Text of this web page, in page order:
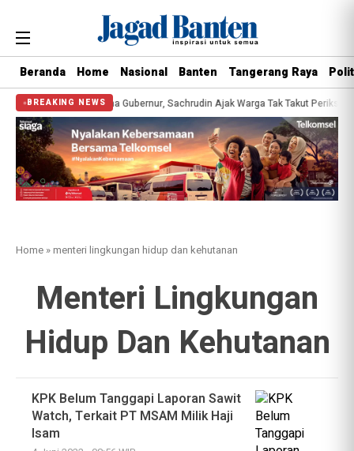
Beranda Home Nasional Banten Tangerang Raya
BREAKING NEWS
Gratis Bersama Gubernur, Sachrudin Ajak Warga Tak Takut Periksa
Home »menteri lingkungan hidup dan kehutanan
Menteri Lingkungan
Hidup Dan Kehutanan
KPK Belum Tanggapi Laporan Sawit
Watch, Terkait PT MSAM Milik Haji
Isam